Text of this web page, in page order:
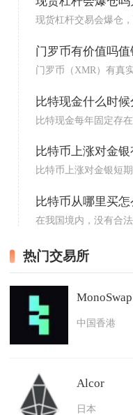
现货杠杆交易会爆仓
门罗币有价值吗值
门罗币（XMR）有真
比特现金什么时
比特现金每年固定存
比特币上涨对金
比特币上涨对金银短
比特币从哪里买
在我国境内，没有合
热门交易所
MonoSwap
中国香港
Alcor
日本